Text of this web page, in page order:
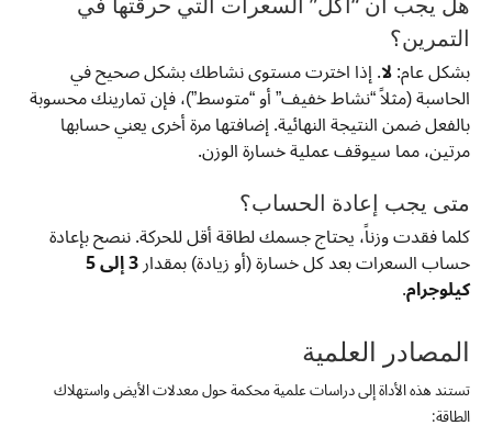
التمرين؟
بشكل عام:لا. إذا اخترت مستوى نشاطك بشكل صحيح في
الحاسبة (مثلاً “نشاط خفيف” أو “متوسط”)، فإن تمارينك محسوبة
بالفعل ضمن النتيجة النهائية. إضافتها مرة أخرى يعني حسابها
مرتين، مما سيوقف عملية خسارة الوزن.
متى يجب إعادة الحساب؟
كلما فقدت وزناً، يحتاج جسمك لطاقة أقل للحركة. ننصح بإعادة
حساب السعرات بعد كل خسارة (أو زيادة) بمقدار 3 إلى 5
كيلوجرام.
المصادر العلمية
تستند هذه الأداة إلى دراسات علمية محكمة حول معدلات الأيض واستهلاك
الطاقة: